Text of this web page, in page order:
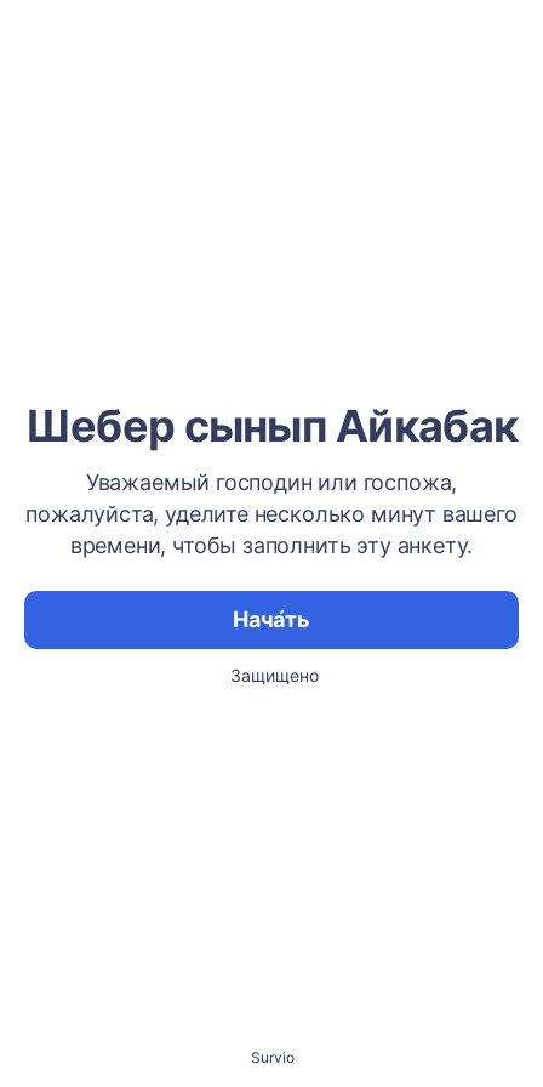
Шебер сынып Айкабак
Уважаемый господин или госпожа,
пожалуйста, уделите несколько минут вашего
времени, чтобы заполнить эту анкету.
Нача́ть
Защищено
Survio